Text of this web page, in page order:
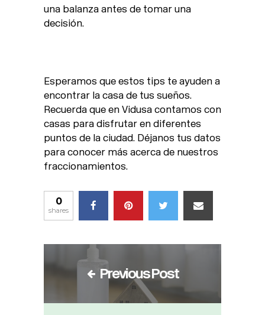
una balanza antes de tomar una
decisión.
Esperamos que estos tips te ayuden a
encontrar la casa de tus sueños.
Recuerda que en Vidusa contamos con
casas para disfrutar en diferentes
puntos de la ciudad. Déjanos tus datos
para conocer más acerca de nuestros
fraccionamientos.
0
shares
Previous Post